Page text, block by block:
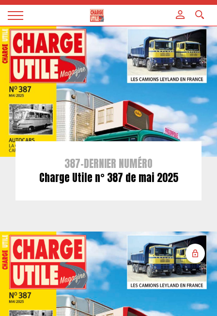
Magazine
Charge
utile
387-DERNIER NUMÉRO
Charge Utile n° 387 de mai 2025
Panneau de gestion des cookies